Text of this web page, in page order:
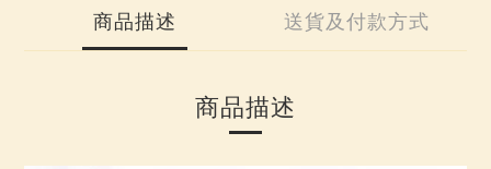
商品描述 送貨及付款方式
商品描述